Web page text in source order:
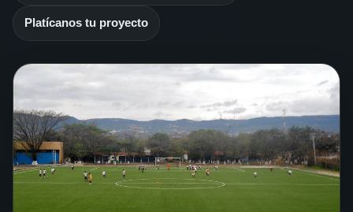
Platícanos tu proyecto